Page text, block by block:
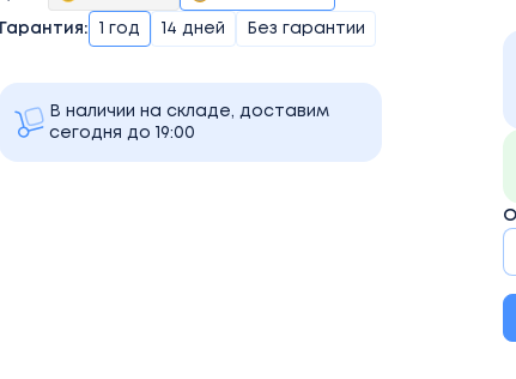
Гарантия: 1 год 14 дней Без гарантии
В наличии на складе, доставим
сегодня до 19:00